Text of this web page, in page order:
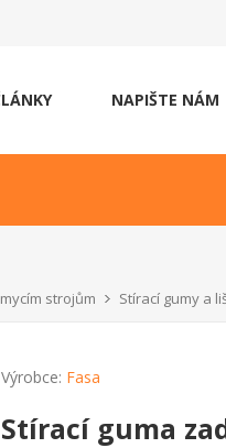
NAPIŠTE NÁM
strojům Stírací gumy a
Výrobce: Fasa
Stírací guma